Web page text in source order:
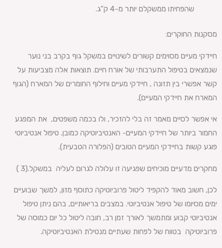
שהפחיתו ממשקלם יותר מ-4 ק"ג.
מסקנות החוקרים:
חיידקי מעיים מסוימים קשורים לשינויים במשקל גוף בקרב בני נוער
שנמצאים בטיפול התערבותי של אורח חיים. תוצאות אלה מצביעות על
קשר אפשרי בין תזונה , חיידקי מעיים וחילוף החומרים של המארח (הגוף
המארח את חיידקי המעיים).
אי אפשר לסיים מאמר זה בלי להזכיר, ולו בכמה משפטים, את המפגע
החמור ביותר של חיידקי המעיים- האנטיביוטיקה כמובן. טיפול אנטיביוטי
פוגע קשות בחיידקי המעיים הטובים (הפלורה הטבעית).
מחקרים מדעיים מוכיחים שפגיעה זו עלולה לגרום לעליה במשקל.(3 )
לכן, חשוב מאוד להקפיד ליטול פרוביוטיקה כתוסף מזון, למשך שבועיים
ימים מסיומו של טיפול אנטיביוטי. במצבים בריאותיים, בהם ניתן טיפול
אנטיביוטי קבוע ומתמשך לאורך זמן רב, חובה ליטול כל יום כמוסה של
פרוביוטיקה בטווח של לפחות שעתיים מנטילת האנטיביוטיקה.